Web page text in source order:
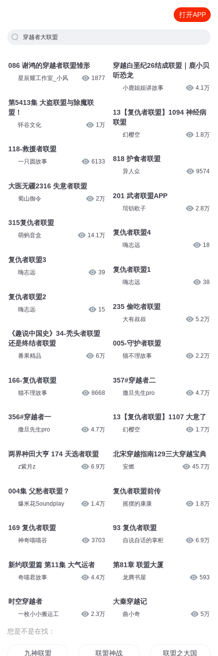
打开APP
穿越者大联盟
086 谢鸿的穿越者联盟雏形
星辰耀工作室_小风 1877
第5413集 大盗联盟与除魔联
盟！
怀谷文化 1万
118-救援者联盟
一只圆故事 6133
大医无疆2316 失意者联盟
蜀山御令 2万
315复仇者联盟
萌蚂音盒 14.1万
复仇者联盟3
嗨志远 39
复仇者联盟2
嗨志远 15
《趣说中国史》34-秃头者联盟
还是终结者联盟
番果精品 6万
166-复仇者联盟
猫不理故事 8668
356#穿越者一
撒旦先生pro 4.7万
两界种田大亨 174 天选者联盟
z紫月z 6.9万
004集 父愁者联盟？
爆米花Soundplay 1.4万
169 复仇者联盟
神奇喵喵谷 3703
新约联盟篇 第11集 大气运者
奇喵君故事 4.4万
时空穿越者
一枚小小搬运工 2.3万
穿越白垩纪26结成联盟｜鹿小贝
听恐龙
小鹿姐姐讲故事 4.1万
13【复仇者联盟】1094 神经病
联盟
幻樱空 1.8万
818 护食者联盟
异人众 9574
201 武者联盟APP
琯钫欧子 2.8万
复仇者联盟4
嗨志远 18
复仇者联盟1
嗨志远 38
235 偷吃者联盟
大有叔叔 5.2万
005-守护者联盟
猫不理故事 2.2万
357#穿越者二
撒旦先生pro 4.7万
13【复仇者联盟】1107 大意了
幻樱空 1.7万
北宋穿越指南129三大穿越宝典
安燃 45.7万
复仇者联盟前传
摇摆的康康 1.8万
93 复仇者联盟
自说自话的掌柜 6.9万
第81章 联盟大厦
龙腾书屋 593
大秦穿越记
曲小奇 5万
您是不是在找：
九神联盟 联盟神战 联盟之大国手